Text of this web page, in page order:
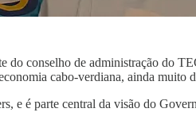
conselho de administração do
cabo-verdiana, ainda muito
é parte central da visão do